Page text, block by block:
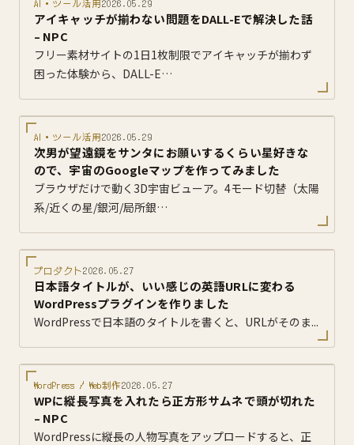
AI・ツール活用2026.05.29
アイキャッチが揃わない問題をDALL-Eで解決した話
– NPC
フリー素材サイトの1日1枚制限でアイキャッチが揃わず
困った体験から、DALL-E…
AI・ツール活用2026.05.29
次男が望遠鏡をサンタにお願いするくらい星好きな
ので、宇宙のGoogleマップを作ってみました
ブラウザだけで動く3D宇宙ビューア。4モード切替（太陽
系/近くの星/銀河/局所銀…
プロダクト2026.05.27
日本語タイトルが、いい感じの英語URLに変わる
WordPressプラグインを作りました
WordPressで日本語のタイトルを書くと、URLがそのま...
WordPress / Web制作2026.05.27
WPに縦長写真を入れたら正方形サムネで頭が切れた
– NPC
WordPressに縦長の人物写真をアップロードすると、正